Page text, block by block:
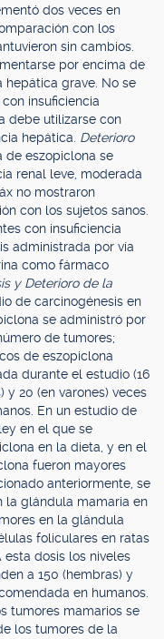
dos veces en
con los
sin cambios.
por encima de
hepática grave. No se
insuficiencia
debe utilizarse con
hepática. Deterioro
de eszopiclona se
renal leve, moderada
no mostraron
con los sujetos sanos.
con insuficiencia
administrada por vía
como fármaco
y Deterioro de la
de carcinogénesis en
se administró por
de tumores;
de eszopiclona
durante el estudio (16
20 (en varones) veces
En un estudio de
en el que se
en la dieta, y en el
fueron mayores
anteriormente, se
la glándula mamaria en
en la glándula
foliculares en ratas
dosis los niveles
a 150 (hembras) y
en humanos.
tumores mamarios se
los tumores de la